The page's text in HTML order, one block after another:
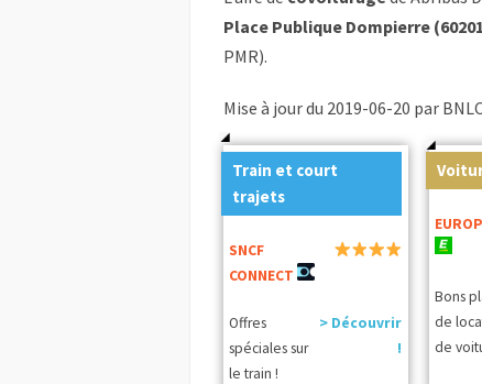
Place Publique Dompierre
PMR).
Mise à jour du 2019-06-20 par
Train et court
trajets
SNCF
CONNECT
Offres
spéciales sur
le train !
> Découvrir
!
Bons
de
de